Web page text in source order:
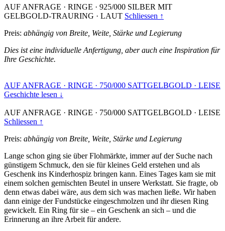
AUF ANFRAGE · RINGE · 925/000 SILBER MIT
GELBGOLD-TRAURING · LAUT Schliessen ↑
Preis: abhängig von Breite, Weite, Stärke und Legierung
Dies ist eine individuelle Anfertigung, aber auch eine Inspiration für
Ihre Geschichte.
AUF ANFRAGE · RINGE · 750/000 SATTGELBGOLD · LEISE
Geschichte lesen ↓
AUF ANFRAGE · RINGE · 750/000 SATTGELBGOLD · LEISE
Schliessen ↑
Preis: abhängig von Breite, Weite, Stärke und Legierung
Lange schon ging sie über Flohmärkte, immer auf der Suche nach
günstigem Schmuck, den sie für kleines Geld erstehen und als
Geschenk ins Kinderhospiz bringen kann. Eines Tages kam sie mit
einem solchen gemischten Beutel in unsere Werkstatt. Sie fragte, ob
denn etwas dabei wäre, aus dem sich was machen ließe. Wir haben
dann einige der Fundstücke eingeschmolzen und ihr diesen Ring
gewickelt. Ein Ring für sie – ein Geschenk an sich – und die
Erinnerung an ihre Arbeit für andere.